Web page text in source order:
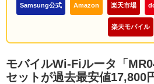
Samsung公式 Amazon 楽天市場
楽天モバイル
モバイルWi-Fiルータ「
セットが過去最安値17,800